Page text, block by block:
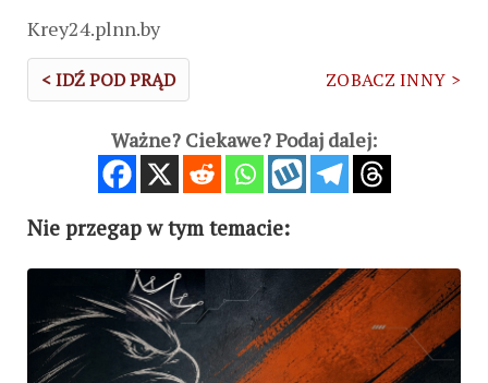
Krey24.plnn.by
< IDŹ POD PRĄD ZOBACZ INNY >
Ważne? Ciekawe? Podaj dalej:
Nie przegap w tym temacie: